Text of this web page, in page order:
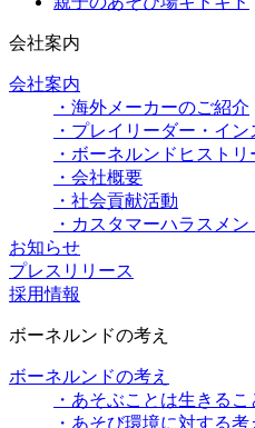
会社案内
会社案内
・海外メーカーのご紹介
・プレイリーダー・イ
・ボーネルンドヒストリ
・会社概要
・社会貢献活動
・カスタマーハラスメ
お知らせ
プレスリリース
採用情報
ボーネルンドの考え
ボーネルンドの考え
・あそぶことは生きるこ
・あそび環境に対する考